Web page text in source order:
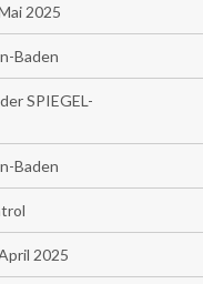
2025
Baden
SPIEGEL-
Baden
2025